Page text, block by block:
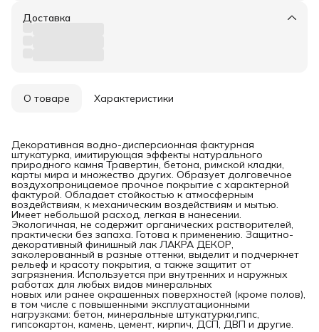
Удобный возврат
Доставка
О товаре Характеристики
Декоративная водно-дисперсионная фактурная
штукатурка, имитирующая эффекты натурального
природного камня Травертин, бетона, римской кладки,
карты мира и множество других. Образует долговечное
воздухопроницаемое прочное покрытие с характерной
фактурой. Обладает стойкостью к атмосферным
воздействиям, к механическим воздействиям и мытью.
Имеет небольшой расход, легкая в нанесении.
Экологичная, не содержит органических растворителей,
практически без запаха. Готова к применению. Защитно-
декоративный финишный лак ЛАКРА ДЕКОР,
заколерованный в разные оттенки, выделит и подчеркнет
рельеф и красоту покрытия, а также защитит от
загрязнения. Используется при внутренних и наружных
работах для любых видов минеральных
новых или ранее окрашенных поверхностей (кроме полов),
в том числе с повышенными эксплуатационными
нагрузками: бетон, минеральные штукатурки,гипс,
гипсокартон, камень, цемент, кирпич, ДСП, ДВП и другие.